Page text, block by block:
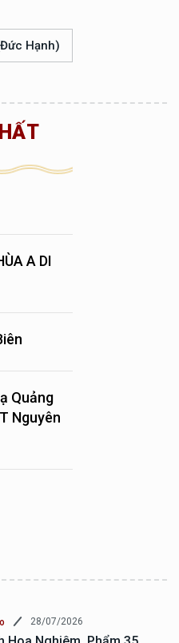
Hạnh)
A DI
Quảng
Nguyên
28/07/2026